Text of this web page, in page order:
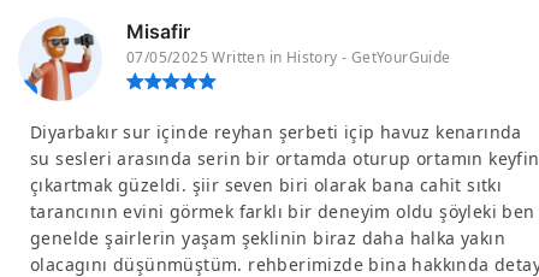
Misafir
07/05/2025 Written in History - GetYourGuide
Diyarbakır sur içinde reyhan şerbeti içip havuz kenarında
su sesleri arasında serin bir ortamda oturup ortamın
çıkartmak güzeldi. şiir seven biri olarak bana cahit sıtkı
tarancının evini görmek farklı bir deneyim oldu şöyleki ben
genelde şairlerin yaşam şeklinin biraz daha halka yakın
olacagını düşünmüştüm. rehberimizde bina hakkında